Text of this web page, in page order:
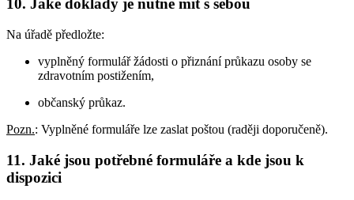
10. Jaké doklady je nutné mít s sebou
Na úřadě předložte:
vyplněný formulář žádosti o přiznání průkazu osoby se
zdravotním postižením,
občanský průkaz.
Pozn.: Vyplněné formuláře lze zaslat poštou (raději doporučeně).
11. Jaké jsou potřebné formuláře a kde jsou k
dispozici